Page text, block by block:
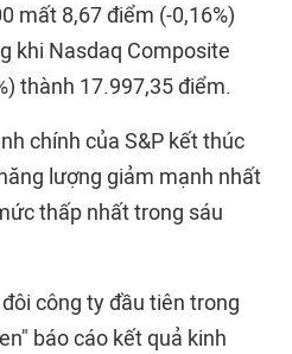
mất 8,67 điểm (-0,16%)
khi Nasdaq Composite
thành 17.997,35 điểm.
chính của S&P kết thúc
lượng giảm mạnh nhất
thấp nhất trong sáu
công ty đầu tiên trong
báo cáo kết quả kinh